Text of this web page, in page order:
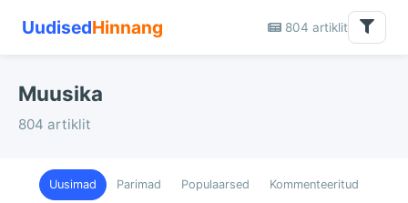
UudisedHinnang 804 artiklit
Muusika
804 artiklit
Uusimad Parimad Populaarsed Kommenteeritud